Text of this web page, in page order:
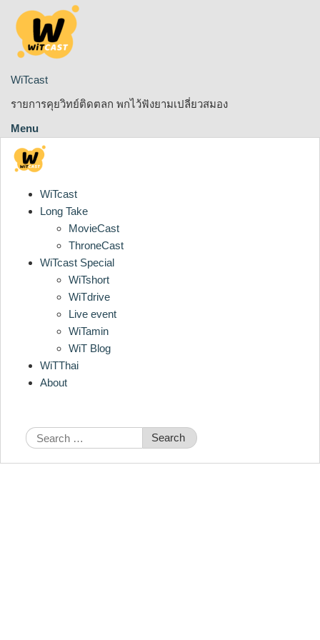
content
WiTcast
รายการคุยวิทย์ติดตลก พกไว้ฟังยามเปลี่ยวสมอง
Menu
WiTcast
Long Take
MovieCast
ThroneCast
WiTcast Special
WiTshort
WiTdrive
Live event
WiTamin
WiT Blog
WiTThai
About
Search
for: